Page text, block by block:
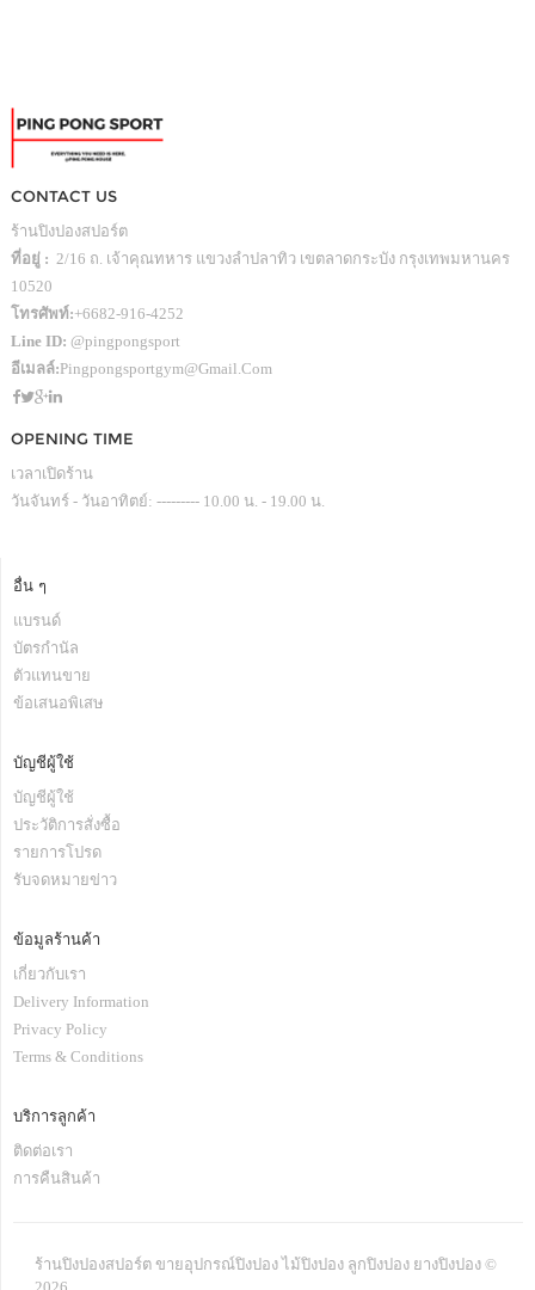
CONTACT US
ร้านปิงปองสปอร์ต
ที่อยู่ : 2/16 ถ. เจ้าคุณทหาร แขวงลำปลาทิว เขตลาดกระบัง กรุงเทพมหานคร
10520
โทรศัพท์:+6682-916-4252
Line ID: @pingpongsport
อีเมลล์:Pingpongsportgym@gmail.com
OPENING TIME
เวลาเปิดร้าน
วันจันทร์ - วันอาทิตย์: --------- 10.00 น. - 19.00 น.
อื่น ๆ
แบรนด์
บัตรกำนัล
ตัวแทนขาย
ข้อเสนอพิเสษ
บัญชีผู้ใช้
บัญชีผู้ใช้
ประวัติการสั่งซื้อ
รายการโปรด
รับจดหมายข่าว
ข้อมูลร้านค้า
เกี่ยวกับเรา
Delivery Information
Privacy Policy
Terms & Conditions
บริการลูกค้า
ติดต่อเรา
การคืนสินค้า
ร้านปิงปองสปอร์ต ขายอุปกรณ์ปิงปอง ไม้ปิงปอง ลูกปิงปอง ยางปิงปอง ©